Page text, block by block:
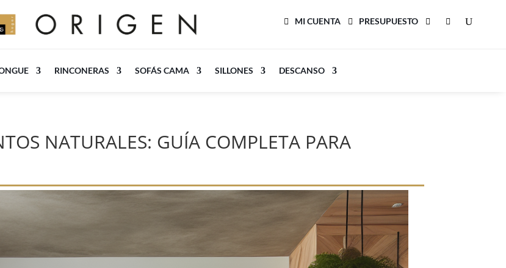
MI CUENTA PRESUPUESTO
RINCONERAS SOFÁS CAMA SILLONES DESCANSO
NATURALES: GUÍA COMPLETA PARA